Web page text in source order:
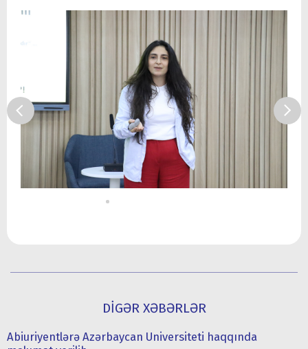
DİGƏR XƏBƏRLƏR
Abiuriyentlərə Azərbaycan Universiteti haqqında